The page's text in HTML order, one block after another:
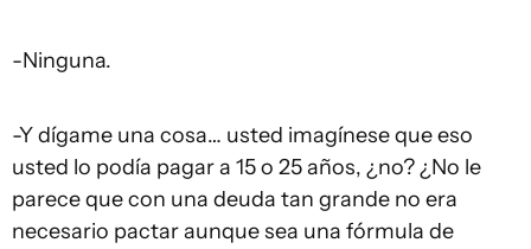
-Ninguna.
-Y dígame una cosa… usted imagínese que eso
usted lo podía pagar a 15 o 25 años, ¿no? ¿No le
parece que con una deuda tan grande no era
necesario pactar aunque sea una fórmula de